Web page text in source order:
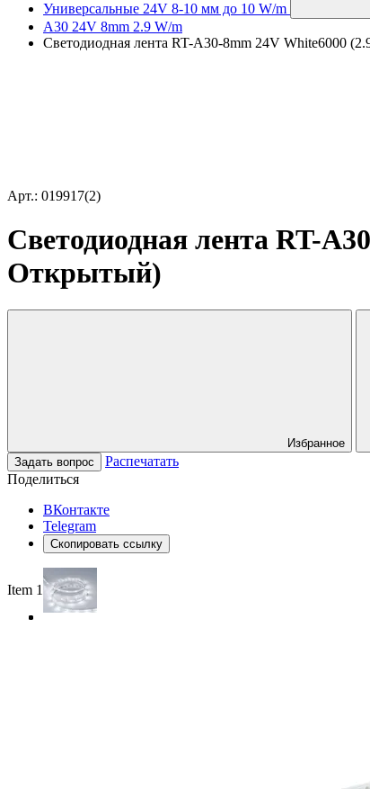
Универсальные 24V 8-10 мм до 10 W/m
A30 24V 8mm 2.9 W/m
Светодиодная лента RT-A30-8mm 24V White6000
Арт.: 019917(2)
Светодиодная лента RT-
Открытый)
Избранное
Задать вопрос
Распечатать
Поделиться
ВКонтакте
Telegram
Скопировать ссылку
Item 1 of 3